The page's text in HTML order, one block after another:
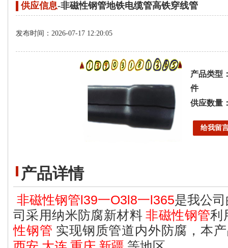
供应信息-非磁性钢管地铁电缆管高铁穿线管
发布时间：2026-07-17 12:20:05
产品类型
件
供应数量
给我留
产品详情
非磁性钢管l39一O3l8一l365是我公
司采用纳米防腐新材料 非磁性钢管利
性钢管 实现钢质管道内外防腐 ，本